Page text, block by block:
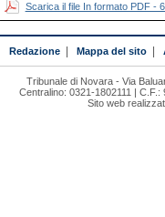
Scarica il file In formato PDF -
Redazione| Mappa del sito|
Tribunale di Novara - Via
Centralino: 0321-1802111 |
Sito web